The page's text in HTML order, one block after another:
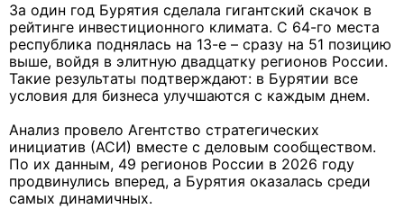
За один год Бурятия сделала гигантский скачок в
рейтинге инвестиционного климата. С 64-го места
республика поднялась на 13-е – сразу на 51 позицию
выше, войдя в элитную двадцатку регионов России.
Такие результаты подтверждают: в Бурятии все
условия для бизнеса улучшаются с каждым днем.
Анализ провело Агентство стратегических
инициатив (АСИ) вместе с деловым сообществом.
По их данным, 49 регионов России в 2026 году
продвинулись вперед, а Бурятия оказалась среди
самых динамичных.